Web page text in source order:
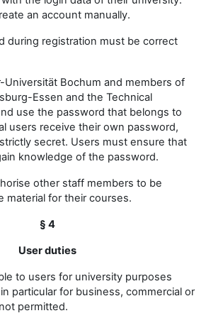
an account manually.
during registration must be correct
Universität Bochum and members of
Essen and the Technical
use the password that belongs to
users receive their own password,
secret. Users must ensure that
knowledge of the password.
other staff members to be
material for their courses.
§ 4
User duties
to users for university purposes
particular for business, commercial or
permitted.